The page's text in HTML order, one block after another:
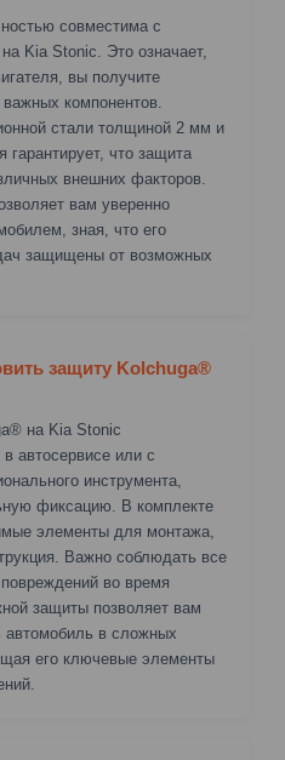
совместима с
Kia Stonic. Это означает,
вы получите
компонентов.
стали толщиной 2 мм и
гарантирует, что защита
внешних факторов.
вам уверенно
зная, что его
защищены от возможных
защиту Kolchuga®
на Kia Stonic
автосервисе или с
инструмента,
фиксацию. В комплекте
элементы для монтажа,
Важно соблюдать все
во время
защиты позволяет вам
автомобиль в сложных
его ключевые элементы